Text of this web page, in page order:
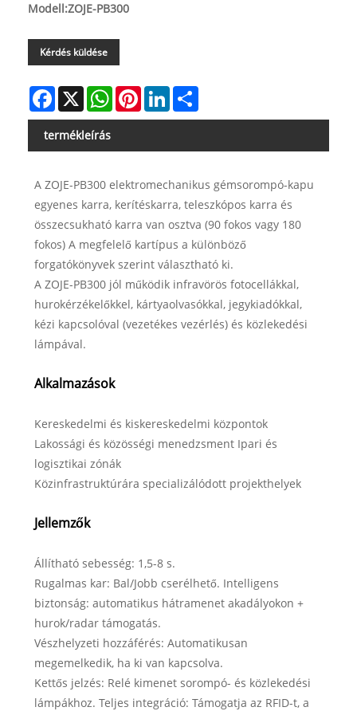
Modell:ZOJE-PB300
Kérdés küldése
Facebook
X WhatsAppPinterestLinkedIn
termékleírás
A ZOJE-PB300 elektromechanikus gémsorompó-kapu
egyenes karra, kerítéskarra, teleszkópos karra és
összecsukható karra van osztva (90 fokos vagy 180
fokos) A megfelelő kartípus a különböző
forgatókönyvek szerint választható ki.
A ZOJE-PB300 jól működik infravörös fotocellákkal,
hurokérzékelőkkel, kártyaolvasókkal, jegykiadókkal,
kézi kapcsolóval (vezetékes vezérlés) és közlekedési
lámpával.
Alkalmazások
Kereskedelmi és kiskereskedelmi központok
Lakossági és közösségi menedzsment Ipari és
logisztikai zónák
Közinfrastruktúrára specializálódott projekthelyek
Jellemzők
Állítható sebesség: 1,5-8 s.
Rugalmas kar: Bal/Jobb cserélhető. Intelligens
biztonság: automatikus hátramenet akadályokon +
hurok/radar támogatás.
Vészhelyzeti hozzáférés: Automatikusan
megemelkedik, ha ki van kapcsolva.
Kettős jelzés: Relé kimenet sorompó- és közlekedési
lámpákhoz. Teljes integráció: Támogatja az RFID-t, a